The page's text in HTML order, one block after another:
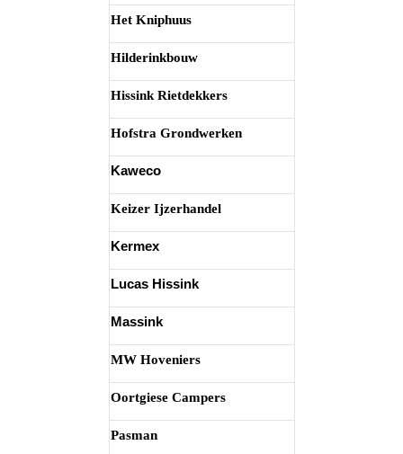
Het Kniphuus
Hilderinkbouw
Hissink Rietdekkers
Hofstra Grondwerken
Kaweco
Keizer Ijzerhandel
Kermex
Lucas Hissink
Massink
MW Hoveniers
Oortgiese Campers
Pasman